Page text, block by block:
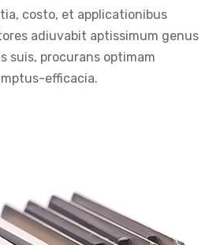
costo, et applicationibus
adiuvabit aptissimum genus
suis, procurans optimam
efficacia.